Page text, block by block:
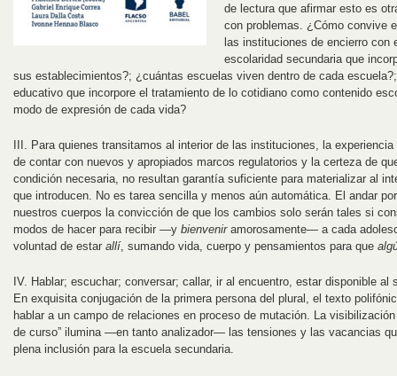
de lectura que afirmar esto es
con problemas. ¿Cómo convive
las instituciones de encierro con
escolaridad secundaria que
sus establecimientos?; ¿cuántas escuelas viven dentro de cada
educativo que incorpore el tratamiento de lo cotidiano como contenido
modo de expresión de cada vida?
III. Para quienes transitamos al interior de las instituciones, la
de contar con nuevos y apropiados marcos regulatorios y la certeza de
condición necesaria, no resultan garantía suficiente para materializar al
que introducen. No es tarea sencilla y menos aún automática. El andar
nuestros cuerpos la convicción de que los cambios solo serán tales si
modos de hacer para recibir —y bienveniramorosamente— a cada
voluntad de estar allí, sumando vida, cuerpo y pensamientos para que
IV. Hablar; escuchar; conversar; callar, ir al encuentro, estar disponible
En exquisita conjugación de la primera persona del plural, el texto
hablar a un campo de relaciones en proceso de mutación. La
de curso” ilumina —en tanto analizador— las tensiones y las vacancias
plena inclusión para la escuela secundaria.